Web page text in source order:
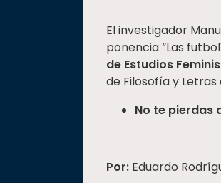
El investigador
ponencia “Las
de Estudios
de Filosofía y Letras
No te pierdas
Por: Eduardo